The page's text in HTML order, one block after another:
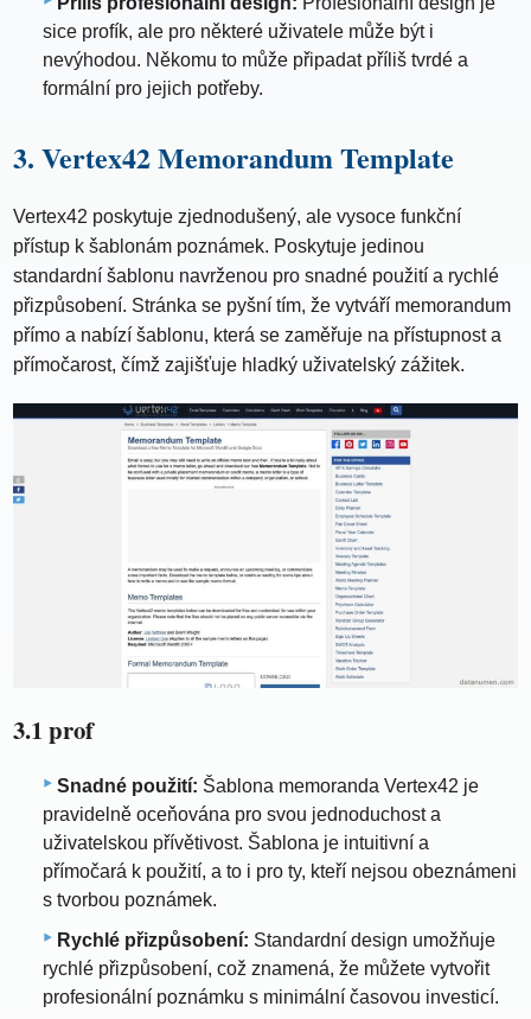
sice profík, ale pro některé uživatele může být i
nevýhodou. Někomu to může připadat příliš tvrdé a
formální pro jejich potřeby.
3. Vertex42 Memorandum Template
Vertex42 poskytuje zjednodušený, ale vysoce funkční
přístup k šablonám poznámek. Poskytuje jedinou
standardní šablonu navrženou pro snadné použití a rychlé
přizpůsobení. Stránka se pyšní tím, že vytváří memorandum
přímo a nabízí šablonu, která se zaměřuje na přístupnost a
přímočarost, čímž zajišťuje hladký uživatelský zážitek.
3.1 prof
Snadné použití: Šablona memoranda Vertex42 je
pravidelně oceňována pro svou jednoduchost a
uživatelskou přívětivost. Šablona je intuitivní a
přímočará k použití, a to i pro ty, kteří nejsou obeznámeni
s tvorbou poznámek.
Rychlé přizpůsobení: Standardní design umožňuje
rychlé přizpůsobení, což znamená, že můžete vytvořit
profesionální poznámku s minimální časovou investicí.